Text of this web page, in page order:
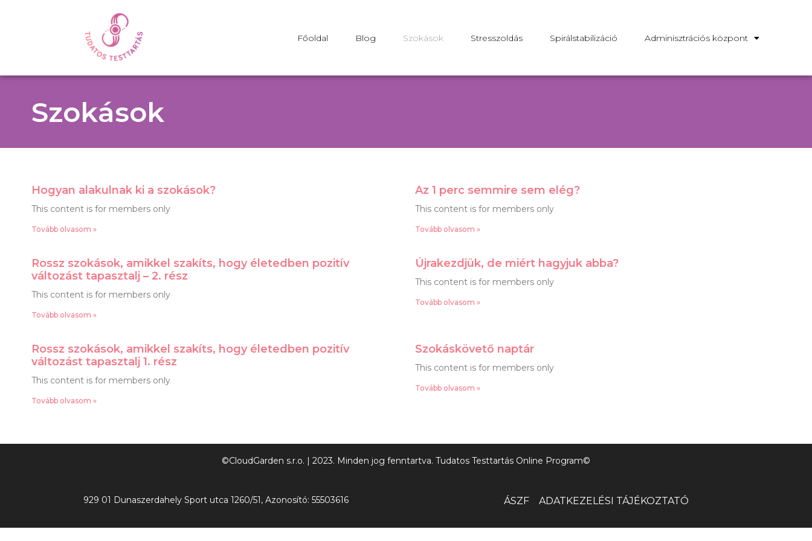
Főoldal Blog Szokások Stresszoldás Spirálstabilizáció Adminisztrációs központ
Szokások
Hogyan alakulnak ki a szokások?
This content is for members only
Tovább olvasom »
Az 1 perc semmire sem elég?
This content is for members only
Tovább olvasom »
Rossz szokások, amikkel szakíts, hogy életedben pozitív
változást tapasztalj – 2. rész
This content is for members only
Tovább olvasom »
Újrakezdjük, de miért hagyjuk abba?
This content is for members only
Tovább olvasom »
Rossz szokások, amikkel szakíts, hogy életedben pozitív
változást tapasztalj 1. rész
This content is for members only
Tovább olvasom »
Szokáskövető naptár
This content is for members only
Tovább olvasom »
©CloudGarden s.r.o. | 2023. Minden jog fenntartva. Tudatos Testtartás Online Program©
929 01 Dunaszerdahely Sport utca 1260/51, Azonosító: 55503616 ÁSZF ADATKEZELÉSI TÁJÉKOZTATÓ